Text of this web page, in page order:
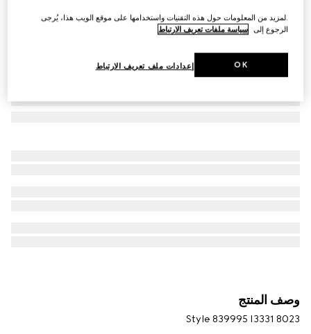
وصف المنتج
Style ‎839995 I3331 8023
.لمزيد من المعلومات حول هذه التقنيات واستخدامها على موقع الويب هذا، يُرجى
الرجوع إلى سياسة ملفات تعريف الارتباط
إعدادات ملف تعريف الارتباط OK